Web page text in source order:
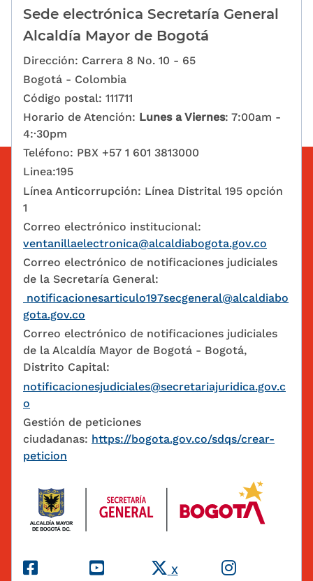
Sede electrónica Secretaría General
Alcaldía Mayor de Bogotá
Dirección: Carrera 8 No. 10 - 65
Bogotá - Colombia
Código postal: 111711
Horario de Atención: Lunes a Viernes: 7:00am -
4:·30pm
Teléfono: PBX +57 1 601 3813000
Linea:195
Línea Anticorrupción: Línea Distrital 195 opción
1
Correo electrónico institucional:
ventanillaelectronica@alcaldiabogota.gov.co
Correo electrónico de notificaciones judiciales
de la Secretaría General:
notificacionesarticulo197secgeneral@alcaldiabo
gota.gov.co
Correo electrónico de notificaciones judiciales
de la Alcaldía Mayor de Bogotá - Bogotá,
Distrito Capital:
notificacionesjudiciales@secretariajuridica.gov.c
o
Gestión de peticiones
ciudadanas: https://bogota.gov.co/sdqs/crear-
peticion
Redes Sociales
X